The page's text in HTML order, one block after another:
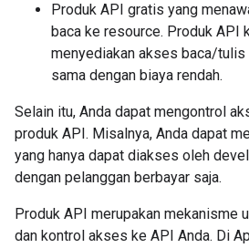
Produk API gratis yang
baca ke resource. Produk API
menyediakan akses baca/
sama dengan biaya rendah.
Selain itu, Anda dapat mengontrol
produk API. Misalnya, Anda dapat
yang hanya dapat diakses oleh
dengan pelanggan berbayar saja.
Produk API merupakan mekanisme
dan kontrol akses ke API Anda. Di